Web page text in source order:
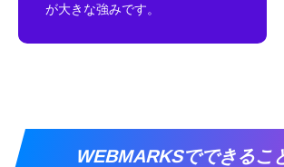
が大きな強みです。
WEBMARKSでできるこ